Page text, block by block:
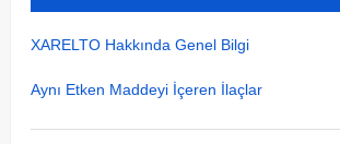
XARELTO Hakkında Genel Bilgi
Aynı Etken Maddeyi İçeren İlaçlar